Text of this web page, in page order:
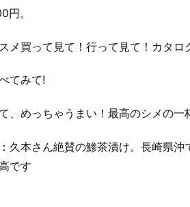
円。
メ買って見て！行って見て！カタロ
てみて!
、めっちゃうまい！最高のシメの一
久本さん絶賛の鯵茶漬け。長崎県
です